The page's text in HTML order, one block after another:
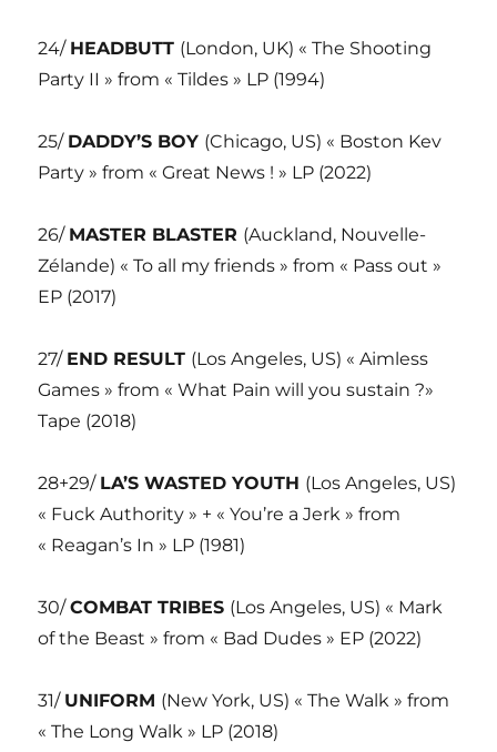
24/ HEADBUTT (London, UK) « The Shooting
Party II » from « Tildes » LP (1994)
25/ DADDY’S BOY (Chicago, US) « Boston Kev
Party » from « Great News ! » LP (2022)
26/ MASTER BLASTER (Auckland, Nouvelle-
Zélande) « To all my friends » from « Pass out »
EP (2017)
27/ END RESULT (Los Angeles, US) « Aimless
Games » from « What Pain will you sustain ?»
Tape (2018)
28+29/ LA’S WASTED YOUTH (Los Angeles, US)
« Fuck Authority » + « You’re a Jerk » from
« Reagan’s In » LP (1981)
30/COMBAT TRIBES (Los Angeles, US) « Mark
of the Beast » from « Bad Dudes » EP (2022)
31/ UNIFORM (New York, US) « The Walk » from
« The Long Walk » LP (2018)